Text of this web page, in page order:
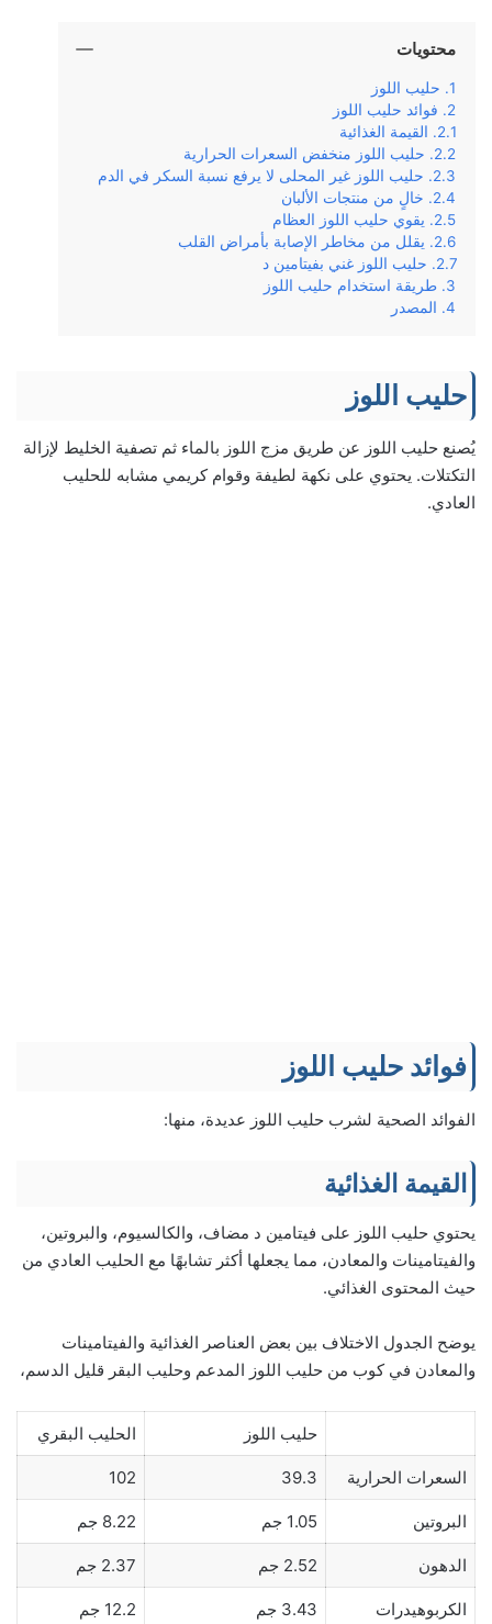
محتويات
حليب اللوز
فوائد حليب اللوز
القيمة الغذائية
حليب اللوز منخفض السعرات الحرارية
حليب اللوز غير المحلى لا يرفع نسبة السكر في الدم
خالٍ من منتجات الألبان
يقوي حليب اللوز العظام
يقلل من مخاطر الإصابة بأمراض القلب
حليب اللوز غني بفيتامين د
طريقة استخدام حليب اللوز
المصدر
حليب اللوز
يُصنع حليب اللوز عن طريق مزج اللوز بالماء ثم تصفية الخليط لإزالة
التكتلات. يحتوي على نكهة لطيفة وقوام كريمي مشابه للحليب
العادي.
فوائد حليب اللوز
الفوائد الصحية لشرب حليب اللوز عديدة، منها:
القيمة الغذائية
يحتوي حليب اللوز على فيتامين د مضاف، والكالسيوم، والبروتين،
والفيتامينات والمعادن، مما يجعلها أكثر تشابهًا مع الحليب العادي من
حيث المحتوى الغذائي.
يوضح الجدول الاختلاف بين بعض العناصر الغذائية والفيتامينات
والمعادن في كوب من حليب اللوز المدعم وحليب البقر قليل الدسم،
حليب اللوز الحليب البقري
السعرات الحرارية 39.3
102
البروتين 1.05 جم 8.22 جم
الدهون 2.52 جم 2.37 جم
الكربوهيدرات 3.43 جم 12.2 جم